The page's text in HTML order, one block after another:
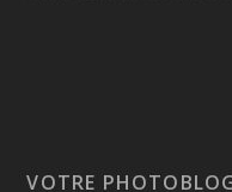
VOTRE